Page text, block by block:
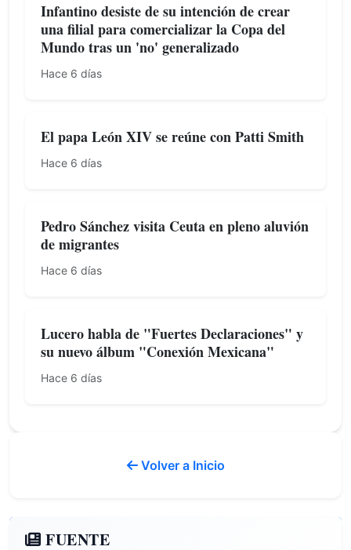
Infantino desiste de su intención de crear
una filial para comercializar la Copa del
Mundo tras un 'no' generalizado
Hace 6 días
El papa León XIV se reúne con Patti Smith
Hace 6 días
Pedro Sánchez visita Ceuta en pleno aluvión
de migrantes
Hace 6 días
Lucero habla de "Fuertes Declaraciones" y
su nuevo álbum "Conexión Mexicana"
Hace 6 días
Volver a Inicio
FUENTE